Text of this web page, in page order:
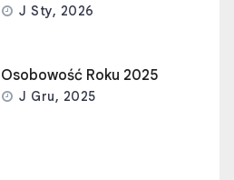
J Sty, 2026
Osobowość Roku 2025
J Gru, 2025